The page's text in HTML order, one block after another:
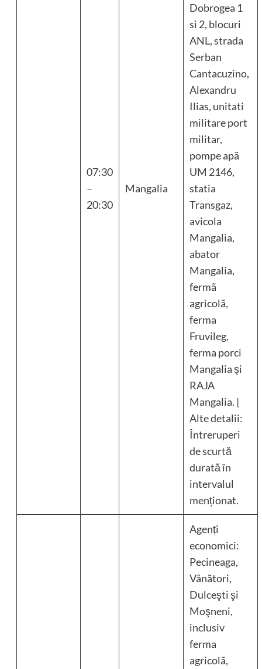
07:30
–
20:30
Mangalia
Dobrogea 1
si 2, blocuri
ANL, strada
Serban
Cantacuzino,
Alexandru
Ilias, unitati
militare port
militar,
pompe apã
UM 2146,
statia
Transgaz,
avicola
Mangalia,
abator
Mangalia,
fermã
agricolã,
ferma
Fruvileg,
ferma porci
Mangalia şi
RAJA
Mangalia. |
Alte detalii:
Întreruperi
de scurtă
durată în
intervalul
menționat.
Agenți
economici:
Pecineaga,
Vânãtori,
Dulceşti şi
Moşneni,
inclusiv
ferma
agricolã,